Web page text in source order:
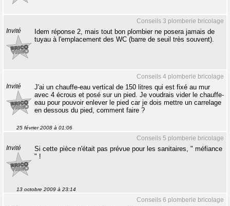
Conseils 3 plomberie bricolage
Invité
Idem réponse 2, mais tout bon plombier ne posera jamais de
tuyau à l'emplacement des WC (barre de seuil très souvent).
Conseils 4 plomberie bricolage
Invité
J'ai un chauffe-eau vertical de 150 litres qui est fixé au mur
avec 4 écrous et posé sur un pied. Je voudrais vider le chauffe-
eau pour pouvoir enlever le pied car je dois mettre un carrelage
en dessous du pied, comment faire ?
25 février 2008 à 01:06
Conseils 5 plomberie bricolage
Invité
Si cette pièce n'était pas prévue pour les sanitaires, " méfiance
" !
13 octobre 2009 à 23:14
Conseils 6 plomberie bricolage